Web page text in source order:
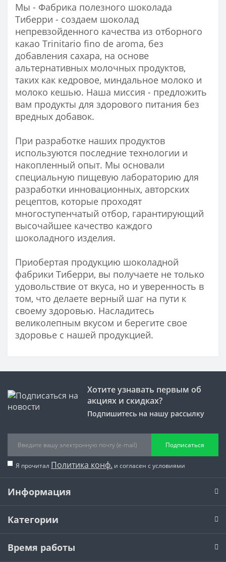
Мы - Фабрика полезного шоколада
Тиберри - создаем шоколад
непревзойденного качества из отборного
какао Trinitario fino de aroma, без
добавления сахара, на основе
альтернативных молочных продуктов,
таких как кедровое, миндальное молоко и
молоко кешью. Наша миссия - предложить
вам продукты для здорового питания без
вредных добавок.
При разработке наших продуктов
используются последние технологии и
накопленный опыт. Мы основали
специальную пищевую лабораторию для
разработки инновационных, авторских
рецептов, которые проходят
многоступенчатый отбор, гарантирующий
высочайшее качество каждого
шоколадного изделия.
Приобертая продукцию шоколадной
фабрики Тиберри, вы получаете не только
удовольствие от вкуса, но и уверенность в
том, что делаете верный шаг на пути к
своему здоровью. Насладитесь
великолепным вкусом и берегите свое
здоровье с нашей продукцией.
Хотите узнавать первым об
акциях и скидках?
Подпишитесь на нашу рассылку
Подписаться
Я прочитал Политика конф. и согласен с условиями
Информация
Категории
Время работы